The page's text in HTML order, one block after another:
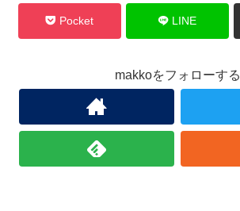
Pocket LINE
makkoをフォローする